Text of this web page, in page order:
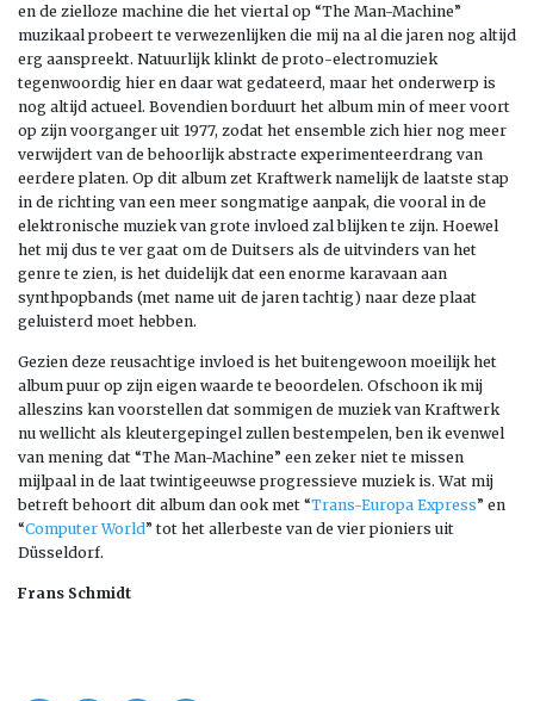
en de zielloze machine die het viertal op “The Man-Machine”
muzikaal probeert te verwezenlijken die mij na al die jaren nog altijd
erg aanspreekt. Natuurlijk klinkt de proto-electromuziek
tegenwoordig hier en daar wat gedateerd, maar het onderwerp is
nog altijd actueel. Bovendien borduurt het album min of meer voort
op zijn voorganger uit 1977, zodat het ensemble zich hier nog meer
verwijdert van de behoorlijk abstracte experimenteerdrang van
eerdere platen. Op dit album zet Kraftwerk namelijk de laatste stap
in de richting van een meer songmatige aanpak, die vooral in de
elektronische muziek van grote invloed zal blijken te zijn. Hoewel
het mij dus te ver gaat om de Duitsers als de uitvinders van het
genre te zien, is het duidelijk dat een enorme karavaan aan
synthpopbands (met name uit de jaren tachtig) naar deze plaat
geluisterd moet hebben.
Gezien deze reusachtige invloed is het buitengewoon moeilijk het
album puur op zijn eigen waarde te beoordelen. Ofschoon ik mij
alleszins kan voorstellen dat sommigen de muziek van Kraftwerk
nu wellicht als kleutergepingel zullen bestempelen, ben ik evenwel
van mening dat “The Man-Machine” een zeker niet te missen
mijlpaal in de laat twintigeeuwse progressieve muziek is. Wat mij
betreft behoort dit album dan ook met “Trans-Europa Express” en
“Computer World ” tot het allerbeste van de vier pioniers uit
Düsseldorf.
Frans Schmidt